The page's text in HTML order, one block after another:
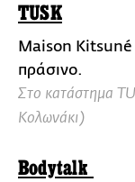
TUSK
Maison
πράσινο.
Στο κατάστημα
Κολωνάκι)
Bodytalk